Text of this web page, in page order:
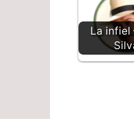
La infiel